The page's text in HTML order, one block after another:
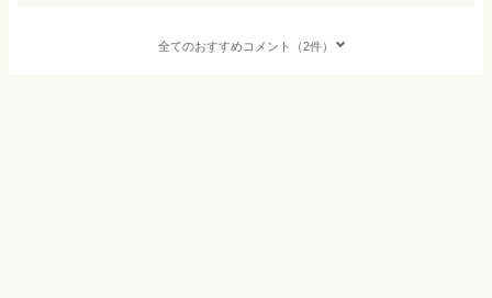
全てのおすすめコメント（2件）